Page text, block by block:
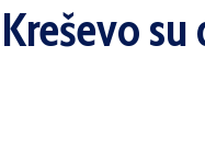
su